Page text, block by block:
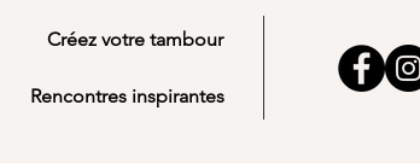
Créez votre tambour
Rencontres inspirantes